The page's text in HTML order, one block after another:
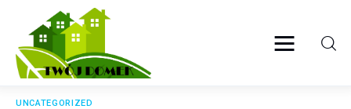
Twój domek
TWOJE ŻYCIE
UNCATEGORIZED